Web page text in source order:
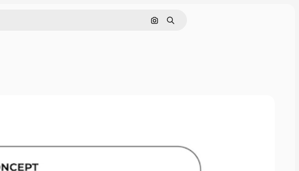
Buscar por imagen
Buscar